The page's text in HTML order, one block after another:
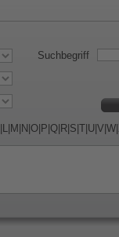
Suchbegriff
L M N O P Q R S T U V W